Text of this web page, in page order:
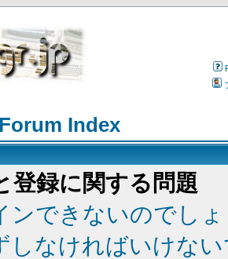
Index
登録に関する問題
ンできないのでし
しなければいけな